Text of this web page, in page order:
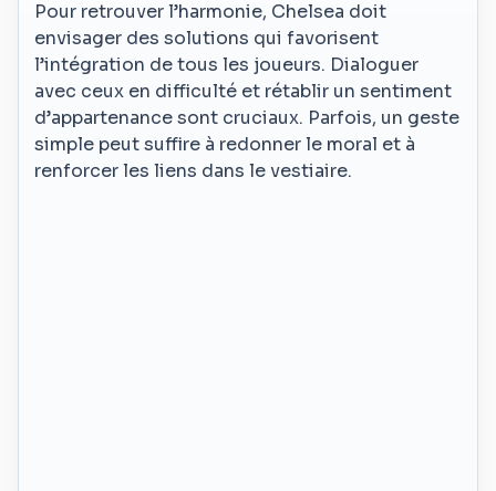
Pour retrouver l’harmonie, Chelsea doit
envisager des solutions qui favorisent
l’intégration de tous les joueurs. Dialoguer
avec ceux en difficulté et rétablir un sentiment
d’appartenance sont cruciaux. Parfois, un geste
simple peut suffire à redonner le moral et à
renforcer les liens dans le vestiaire.